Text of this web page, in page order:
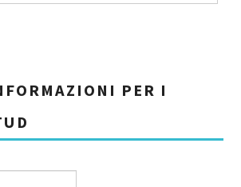
PER I